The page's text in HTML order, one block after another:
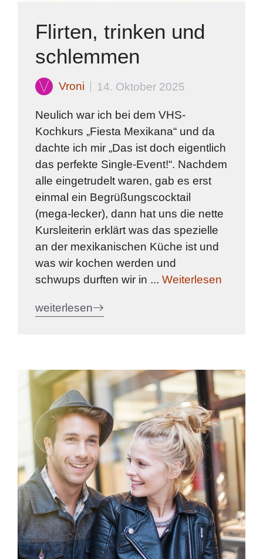
Flirten, trinken und
schlemmen
Vroni 14. Oktober 2025
Neulich war ich bei dem VHS-
Kochkurs „Fiesta Mexikana“ und da
dachte ich mir „Das ist doch eigentlich
das perfekte Single-Event!“. Nachdem
alle eingetrudelt waren, gab es erst
einmal ein Begrüßungscocktail
(mega-lecker), dann hat uns die nette
Kursleiterin erklärt was das spezielle
an der mexikanischen Küche ist und
was wir kochen werden und
schwups durften wir in ... Weiterlesen
weiterlesen